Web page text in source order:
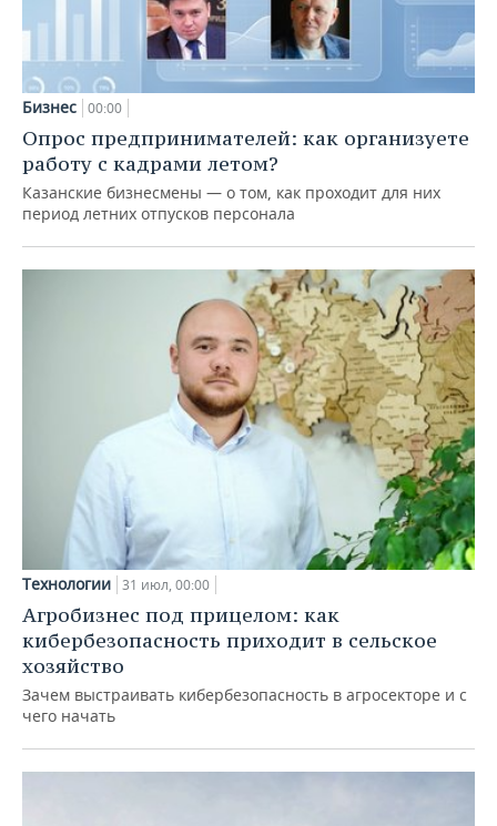
Бизнес 00:00
Опрос предпринимателей: как организуете
работу с кадрами летом?
Казанские бизнесмены — о том, как проходит для них
период летних отпусков персонала
Технологии 31 июл, 00:00
Агробизнес под прицелом: как
кибербезопасность приходит в сельское
хозяйство
Зачем выстраивать кибербезопасность в агросекторе и с
чего начать